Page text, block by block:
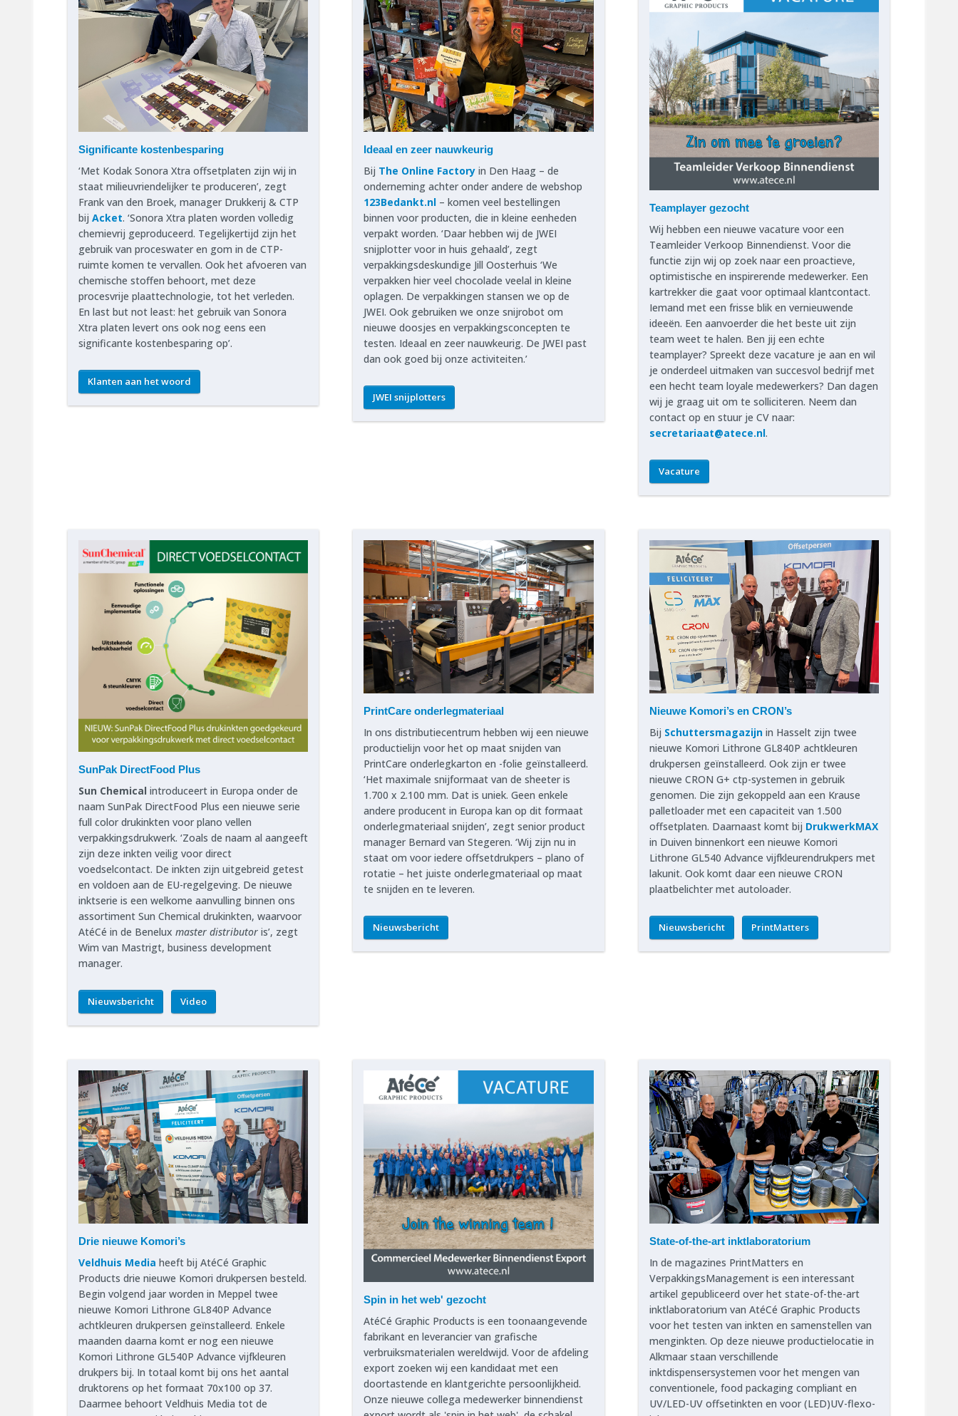
Significante kostenbesparing
‘Met Kodak Sonora Xtra offsetplaten zijn wij in
staat milieuvriendelijker te produceren’, zegt
Frank van den Broek, manager Drukkerij & CTP
bij Acket. ‘Sonora Xtra platen worden volledig
chemievrij geproduceerd. Tegelijkertijd zijn het
gebruik van proceswater en gom in de CTP-
ruimte komen te vervallen. Ook het afvoeren van
chemische stoffen behoort, met deze
procesvrije plaattechnologie, tot het verleden.
En last but not least: het gebruik van Sonora
Xtra platen levert ons ook nog eens een
significante kostenbesparing op’.
Klanten aan het woord
Ideaal en zeer nauwkeurig
Bij The Online Factory in Den Haag – de
onderneming achter onder andere de webshop
123Bedankt.nl – komen veel bestellingen
binnen voor producten, die in kleine eenheden
verpakt worden. ‘Daar hebben wij de JWEI
snijplotter voor in huis gehaald’, zegt
verpakkingsdeskundige Jill Oosterhuis ‘We
verpakken hier veel chocolade veelal in kleine
oplagen. De verpakkingen stansen we op de
JWEI. Ook gebruiken we onze snijrobot om
nieuwe doosjes en verpakkingsconcepten te
testen. Ideaal en zeer nauwkeurig. De JWEI past
dan ook goed bij onze activiteiten.’
JWEI snijplotters
Teamplayer gezocht
Wij hebben een nieuwe vacature voor een
Teamleider Verkoop Binnendienst. Voor die
functie zijn wij op zoek naar een proactieve,
optimistische en inspirerende medewerker. Een
kartrekker die gaat voor optimaal klantcontact.
Iemand met een frisse blik en vernieuwende
ideeën. Een aanvoerder die het beste uit zijn
team weet te halen. Ben jij een echte
teamplayer? Spreekt deze vacature je aan en wil
je onderdeel uitmaken van succesvol bedrijf met
een hecht team loyale medewerkers? Dan dagen
wij je graag uit om te solliciteren. Neem dan
contact op en stuur je CV naar:
secretariaat@atece.nl.
Vacature
SunPak DirectFood Plus
Sun Chemical introduceert in Europa onder de
naam SunPak DirectFood Plus een nieuwe serie
full color drukinkten voor plano vellen
verpakkingsdrukwerk. ‘Zoals de naam al aangeeft
zijn deze inkten veilig voor direct
voedselcontact. De inkten zijn uitgebreid getest
en voldoen aan de EU-regelgeving. De nieuwe
inktserie is een welkome aanvulling binnen ons
assortiment Sun Chemical drukinkten, waarvoor
AtéCé in de Benelux master distributor is’, zegt
Wim van Mastrigt, business development
manager.
Nieuwsbericht Video
PrintCare onderlegmateriaal
In ons distributiecentrum hebben wij een nieuwe
productielijn voor het op maat snijden van
PrintCare onderlegkarton en -folie geïnstalleerd.
‘Het maximale snijformaat van de sheeter is
1.700 x 2.100 mm. Dat is uniek. Geen enkele
andere producent in Europa kan op dit formaat
onderlegmateriaal snijden’, zegt senior product
manager Bernard van Stegeren. ‘Wij zijn nu in
staat om voor iedere offsetdrukpers – plano of
rotatie – het juiste onderlegmateriaal op maat
te snijden en te leveren.
Nieuwsbericht
Nieuwe Komori’s en CRON’s
Bij Schuttersmagazijnin Hasselt zijn twee
nieuwe Komori Lithrone GL840P achtkleuren
drukpersen geïnstalleerd. Ook zijn er twee
nieuwe CRON G+ ctp-systemen in gebruik
genomen. Die zijn gekoppeld aan een Krause
palletloader met een capaciteit van 1.500
offsetplaten. Daarnaast komt bij DrukwerkMAX
in Duiven binnenkort een nieuwe Komori
Lithrone GL540 Advance vijfkleurendrukpers met
lakunit. Ook komt daar een nieuwe CRON
plaatbelichter met autoloader.
Nieuwsbericht PrintMatters
Drie nieuwe Komori’s
Veldhuis Media heeft bij AtéCé Graphic
Products drie nieuwe Komori drukpersen besteld.
Begin volgend jaar worden in Meppel twee
nieuwe Komori Lithrone GL840P Advance
achtkleuren drukpersen geïnstalleerd. Enkele
maanden daarna komt er nog een nieuwe
Komori Lithrone GL540P Advance vijfkleuren
drukpers bij. In totaal komt bij ons het aantal
druktorens op het formaat 70x100 op 37.
Daarmee behoort Veldhuis Media tot de
Spin in het web' gezocht
AtéCé Graphic Products is een toonaangevende
fabrikant en leverancier van grafische
verbruiksmaterialen wereldwijd. Voor de afdeling
export zoeken wij een kandidaat met een
doortastende en klantgerichte persoonlijkheid.
Onze nieuwe collega medewerker binnendienst
State-of-the-art inktlaboratorium
In de magazines PrintMatters en
VerpakkingsManagement is een interessant
artikel gepubliceerd over het state-of-the-art
inktlaboratorium van AtéCé Graphic Products
voor het testen van inkten en samenstellen van
menginkten. Op deze nieuwe productielocatie in
Alkmaar staan verschillende
inktdispensersystemen voor het mengen van
conventionele, food packaging compliant en
UV/LED-UV offsetinkten en voor (LED)UV-flexo-